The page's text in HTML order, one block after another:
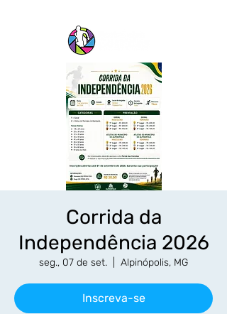
Corrida da
Independência 2026
seg., 07 de set. Alpinópolis, MG
Inscreva-se